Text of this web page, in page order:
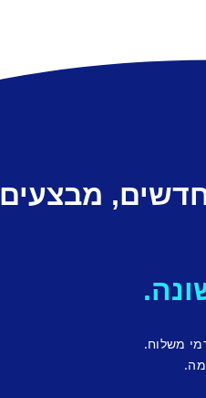
חדשים, מבצעים
משלוח.